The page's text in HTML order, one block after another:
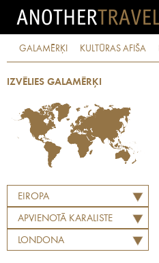
GALAMĒRĶI KULTŪRAS AFIŠA
IZVĒLIES GALAMĒRĶI
EIROPA
APVIENOTĀ KARALISTE
LONDONA